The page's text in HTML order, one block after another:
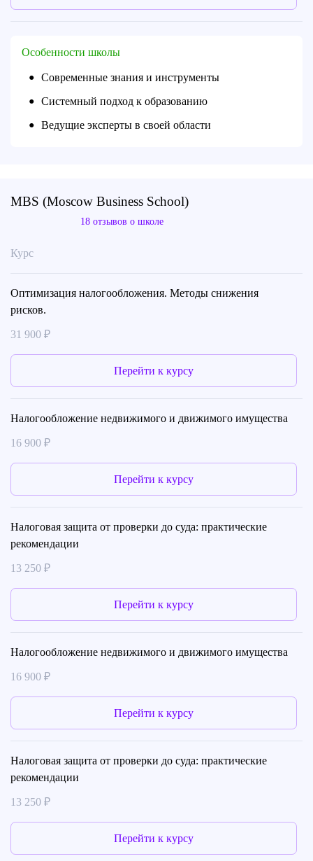
Особенности школы
● Современные знания и инструменты
● Системный подход к образованию
● Ведущие эксперты в своей области
MBS (Moscow Business School)
18 отзывов о школе
Курс
Оптимизация налогообложения. Методы снижения
рисков.
31 900 ₽
Перейти к курсу
Налогообложение недвижимого и движимого имущества
16 900 ₽
Перейти к курсу
Налоговая защита от проверки до суда: практические
рекомендации
13 250 ₽
Перейти к курсу
Налогообложение недвижимого и движимого имущества
16 900 ₽
Перейти к курсу
Налоговая защита от проверки до суда: практические
рекомендации
13 250 ₽
Перейти к курсу